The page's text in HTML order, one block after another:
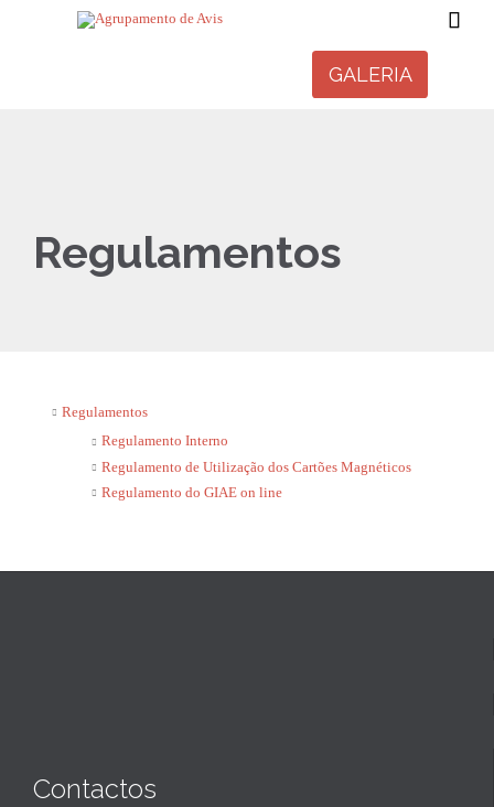

GALERIA
Regulamentos
Regulamentos
Regulamento Interno
Regulamento de Utilização dos Cartões Magnéticos
Regulamento do GIAE on line
Contactos